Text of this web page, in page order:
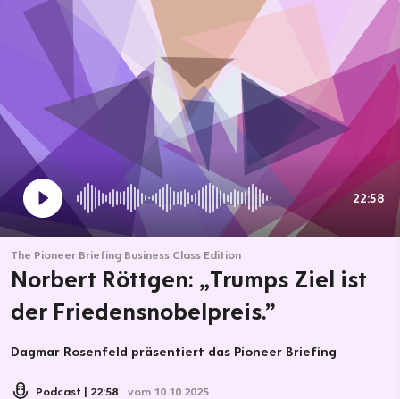
22:58
The Pioneer Briefing Business Class Edition
Norbert Röttgen: „Trumps Ziel ist
der Friedensnobelpreis.”
Dagmar Rosenfeld präsentiert das Pioneer Briefing
Podcast 22:58 vom 10.10.2025